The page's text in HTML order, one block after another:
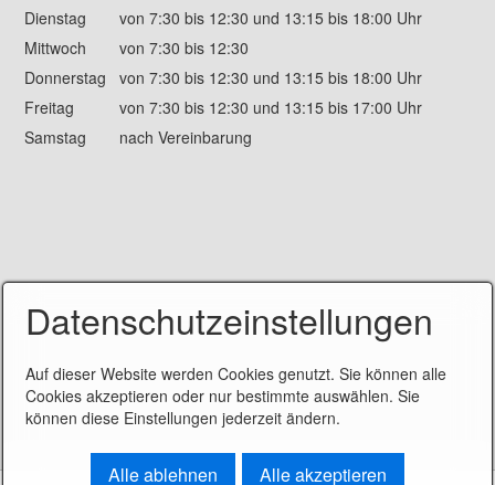
Dienstag
von 7:30 bis 12:30 und 13:15 bis 18:00 Uhr
Mittwoch
von 7:30 bis 12:30
Donnerstag
von 7:30 bis 12:30 und 13:15 bis 18:00 Uhr
Freitag
von 7:30 bis 12:30 und 13:15 bis 17:00 Uhr
Samstag
nach Vereinbarung
Datenschutzeinstellungen
Auf dieser Website werden Cookies genutzt. Sie können alle
Cookies akzeptieren oder nur bestimmte auswählen. Sie
können diese Einstellungen jederzeit ändern.
Alle ablehnen Alle akzeptieren